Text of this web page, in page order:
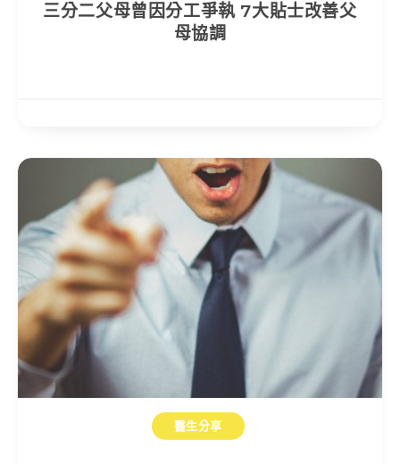
三分二父母曾因分工爭執 7大貼士改善父
母協調
醫生分享